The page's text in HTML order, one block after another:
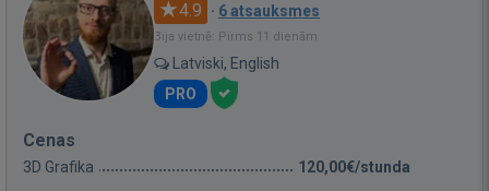
4.9 · 6 atsauksmes
Bija vietnē: Pirms 11 dienām
Latviski, English
PRO
Cenas
3D Grafika 120,00€/stunda